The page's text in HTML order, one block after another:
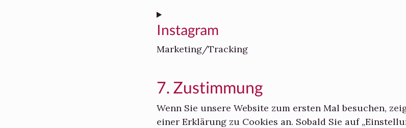
to
service
google-
Instagram
Marketing/Tracking
to
service
instagram
7. Zustimmung
Wenn Sie unsere Website zum ersten Mal besuchen,
einer Erklärung zu Cookies an. Sobald Sie auf